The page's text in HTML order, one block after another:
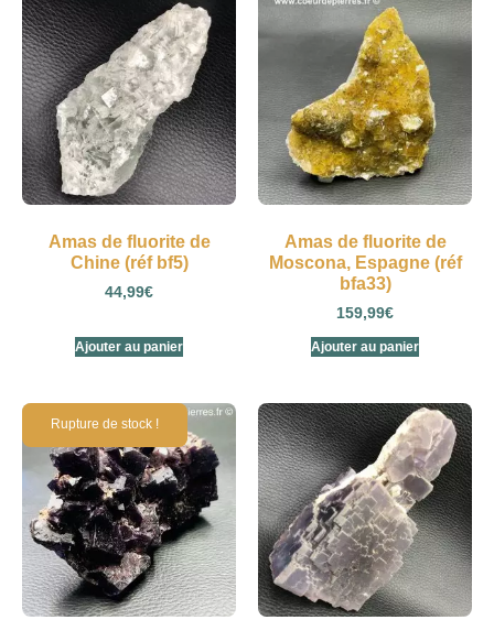
Amas de fluorite de
Chine (réf bf5)
44,99€
Ajouter au panier
Amas de fluorite de
Moscona, Espagne (réf
bfa33)
159,99€
Ajouter au panier